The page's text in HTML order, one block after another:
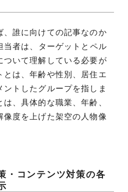
、誰に向けての記事なのか
当者は、ターゲットとペル
ついて理解している必要が
とは、年齢や性別、居住エ
ントしたグループを指しま
、具体的な職業、年齢、
像度を上げた架空の人物像
・コンテンツ対策の各